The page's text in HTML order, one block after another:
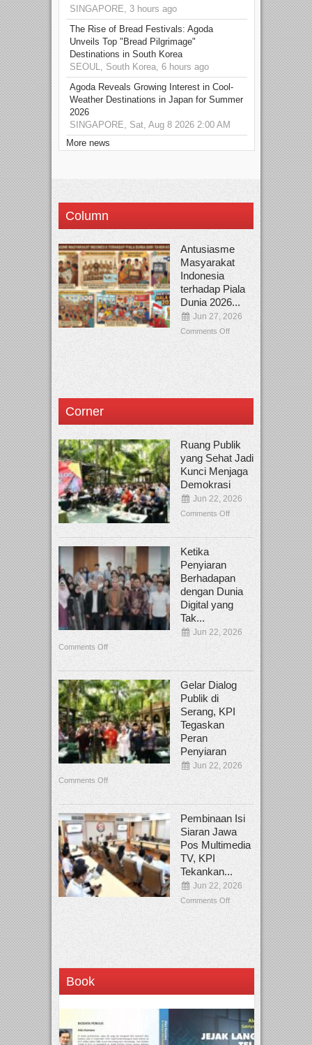
SINGAPORE, 3 hours ago
The Rise of Bread Festivals: Agoda
Unveils Top "Bread Pilgrimage"
Destinations in South Korea
SEOUL, South Korea, 6 hours ago
Agoda Reveals Growing Interest in Cool-
Weather Destinations in Japan for Summer
2026
SINGAPORE, Sat, Aug 8 2026 2:00 AM
More news
Column
Antusiasme
Masyarakat
Indonesia
terhadap Piala
Dunia 2026...
Jun 27, 2026
Comments Off
Corner
Ruang Publik
yang Sehat Jadi
Kunci Menjaga
Demokrasi
Jun 22, 2026
Comments Off
Ketika
Penyiaran
Berhadapan
dengan Dunia
Digital yang
Tak...
Jun 22, 2026
Comments Off
Gelar Dialog
Publik di
Serang, KPI
Tegaskan
Peran
Penyiaran
Jun 22, 2026
Comments Off
Pembinaan Isi
Siaran Jawa
Pos Multimedia
TV, KPI
Tekankan...
Jun 22, 2026
Comments Off
Book